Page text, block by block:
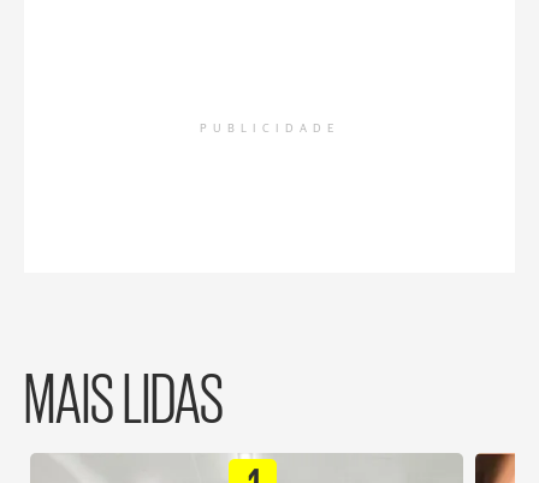
PUBLICIDADE
MAIS LIDAS